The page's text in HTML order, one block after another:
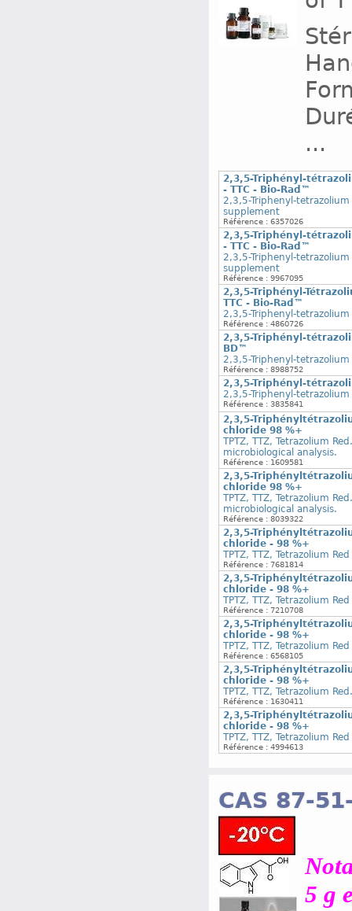
...
2,3,5-Triphényl-
- TTC - Bio-Rad™
2,3,5-Triphenyl-
supplement
Référence : 6357026
2,3,5-Triphényl-
- TTC - Bio-Rad™
2,3,5-Triphenyl-
supplement
Référence : 9967095
2,3,5-Triphényl-
TTC - Bio-Rad™
2,3,5-Triphenyl-
Référence : 4860726
2,3,5-Triphényl-
BD™
2,3,5-Triphenyl-
Référence : 8988752
2,3,5-Triphényl-
2,3,5-Triphenyl-
Référence : 3835841
2,3,5-
chloride 98 %+
TPTZ, TTZ, Tetrazolium
microbiological analysis.
Référence : 1609581
2,3,5-
chloride 98 %+
TPTZ, TTZ, Tetrazolium
microbiological analysis.
Référence : 8039322
2,3,5-
chloride - 98 %+
TPTZ, TTZ, Tetrazolium Red
Référence : 7681814
2,3,5-
chloride - 98 %+
TPTZ, TTZ, Tetrazolium Red
Référence : 7210708
2,3,5-
chloride - 98 %+
TPTZ, TTZ, Tetrazolium Red
Référence : 6568105
2,3,5-
chloride - 98 %+
TPTZ, TTZ, Tetrazolium Red.
Référence : 1630411
2,3,5-
chloride - 98 %+
TPTZ, TTZ, Tetrazolium Red
Référence : 4994613
CAS 87-
5 g